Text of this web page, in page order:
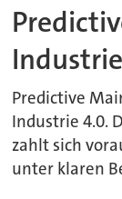
Predictive
Industrie 4.0.
zahlt sich
unter klaren